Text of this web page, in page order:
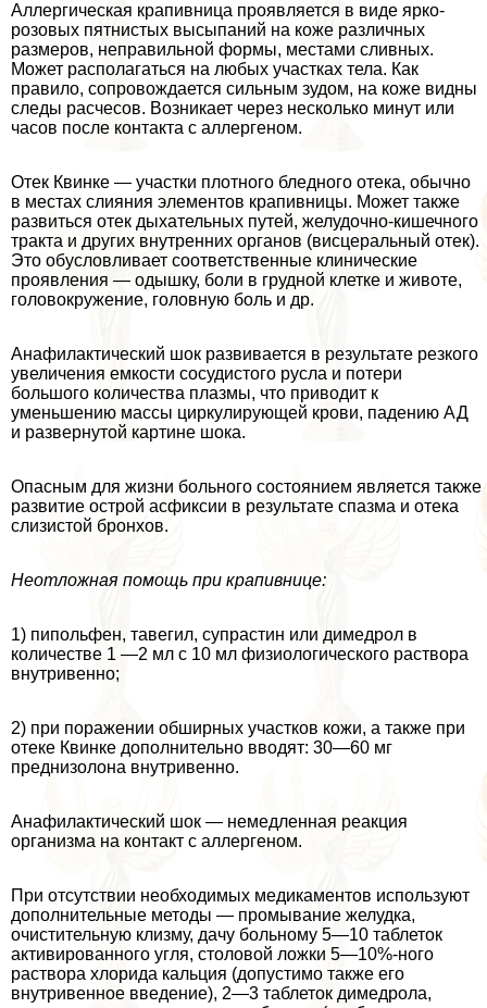
Аллергическая крапивница проявляется в виде ярко-
розовых пятнистых высыпаний на коже различных
размеров, неправильной формы, местами сливных.
Может располагаться на любых участках тела. Как
правило, сопровождается сильным зудом, на коже видны
следы расчесов. Возникает через несколько минут или
часов после контакта с аллергеном.
Отек Квинке — участки плотного бледного отека, обычно
в местах слияния элементов крапивницы. Может также
развиться отек дыхательных путей, желудочно-кишечного
тpaкта и других внутренних органов (висцеральный отек).
Это обусловливает соответственные клинические
проявления — одышку, боли в грудной клетке и животе,
головокружение, головную боль и др.
Анафилактический шок развивается в результате резкого
увеличения емкости сосудистого русла и потери
большого количества плазмы, что приводит к
уменьшению массы циркулирующей крови, падению АД
и развернутой картине шока.
Опасным для жизни больного состоянием является также
развитие острой асфиксии в результате спазма и отека
слизистой бронхов.
Неотложная помощь при крапивнице:
1) пипольфен, тавегил, супрастин или димедрол в
количестве 1 —2 мл с 10 мл физиологического раствора
внутривенно;
2) при поражении обширных участков кожи, а также при
отеке Квинке дополнительно вводят: 30—60 мг
преднизолона внутривенно.
Анафилактический шок — немедленная реакция
организма на контакт с аллергеном.
При отсутствии необходимых медикаментов используют
дополнительные методы — промывание желудка,
очистительную клизму, дачу больному 5—10 таблеток
активированного угля, столовой ложки 5—10%-ного
раствора хлорида кальция (допустимо также его
внутривенное введение), 2—3 таблеток димедрола,